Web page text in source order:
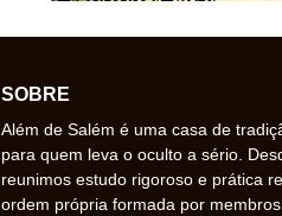
SOBRE
Além de Salém é uma casa de
para quem leva o oculto a sério.
reunimos estudo rigoroso e prática
ordem própria formada por